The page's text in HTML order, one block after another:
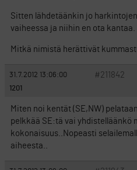
Sitten lähdetäänkin jo
vaiheessa ja niihin en ota kantaa.
Mitkä nimistä herättivät
31.7.2012 13:06:00 #211842
1201
Miten noi kentät (SE,NW)
pelkkää SE:tä vai yhdistelläänkö
kokonaisuus..Nopeasti
aiheesta..